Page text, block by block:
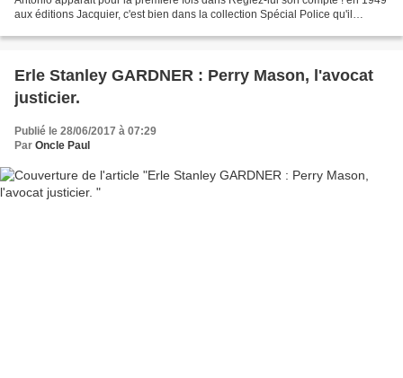
aux éditions Jacquier, c'est bien dans la collection Spécial Police qu'il
Erle Stanley GARDNER : Perry Mason, l'avocat
justicier.
Publié le 28/06/2017 à 07:29
Par Oncle Paul